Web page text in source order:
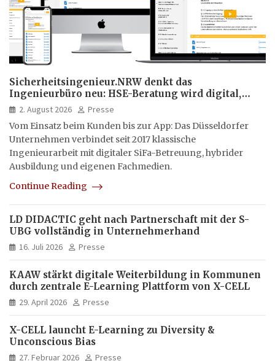
Sicherheitsingenieur.NRW denkt das
Ingenieurbüro neu: HSE-Beratung wird digital,
hybrid und multimedial
2. August 2026
Presse
Vom Einsatz beim Kunden bis zur App: Das Düsseldorfer
Unternehmen verbindet seit 2017 klassische
Ingenieurarbeit mit digitaler SiFa-Betreuung, hybrider
Ausbildung und eigenen Fachmedien.
Continue Reading
LD DIDACTIC geht nach Partnerschaft mit der S-
UBG vollständig in Unternehmerhand
16. Juli 2026 Presse
KAAW stärkt digitale Weiterbildung in Kommunen
durch zentrale E-Learning Plattform von X-CELL
29. April 2026 Presse
X-CELL launcht E-Learning zu Diversity &
Unconscious Bias
27. Februar 2026 Presse